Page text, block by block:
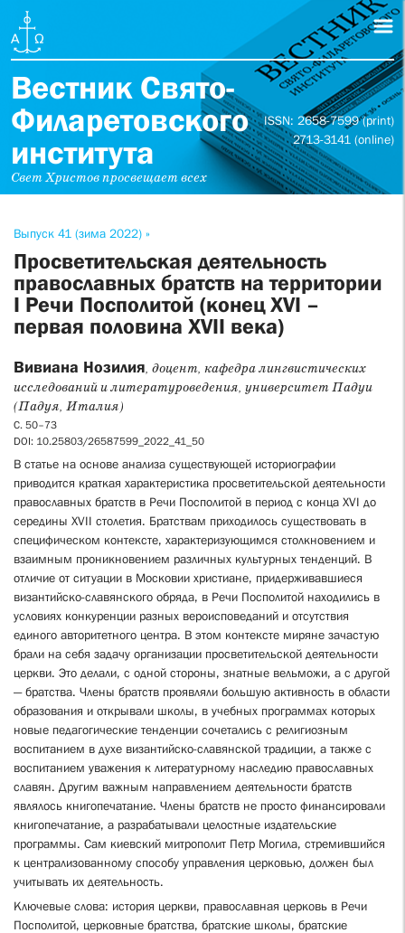
Вестник Свято-
Филаретовского
института
Свет Христов просвещает всех
ISSN: 2658-7599 (print)
2713-3141 (online)
Выпуск 41 (зима 2022) »
Просветительская деятельность
православных братств на территории
I Речи Посполитой (конец XVI –
первая половина XVII века)
Вивиана Нозилия, доцент, кафедра лингвистических
исследований и литературоведения, университет Падуи
(Падуя, Италия)
С. 50–73
DOI: 10.25803/26587599_2022_41_50
В статье на основе анализа существующей историографии
приводится краткая характеристика просветительской деятельности
православных братств в Речи Посполитой в период с конца XVI до
середины XVII столетия. Братствам приходилось существовать в
специфическом контексте, характеризующимся столкновением и
взаимным проникновением различных культурных тенденций. В
отличие от ситуации в Московии христиане, придерживавшиеся
византийско-славянского обряда, в Речи Посполитой находились в
условиях конкуренции разных вероисповеданий и отсутствия
единого авторитетного центра. В этом контексте миряне зачастую
брали на себя задачу организации просветительской деятельности
церкви. Это делали, с одной стороны, знатные вельможи, а с другой
— братства. Члены братств проявляли большую активность в области
образования и открывали школы, в учебных программах которых
новые педагогические тенденции сочетались с религиозным
воспитанием в духе византийско-славянской традиции, а также с
воспитанием уважения к литературному наследию православных
славян. Другим важным направлением деятельности братств
являлось книгопечатание. Члены братств не просто финансировали
книгопечатание, а разрабатывали целостные издательские
программы. Сам киевский митрополит Петр Могила, стремившийся
к централизованному способу управления церковью, должен был
учитывать их деятельность.
Ключевые слова: история церкви, православная церковь в Речи
Посполитой, церковные братства, братские школы, братские